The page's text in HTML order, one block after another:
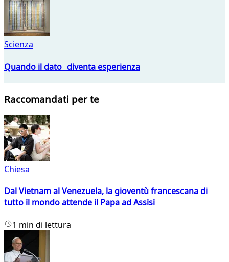
Scienza
Quando il dato diventa esperienza
Raccomandati per te
Chiesa
Dal Vietnam al Venezuela, la gioventù francescana di
tutto il mondo attende il Papa ad Assisi
1 min di lettura